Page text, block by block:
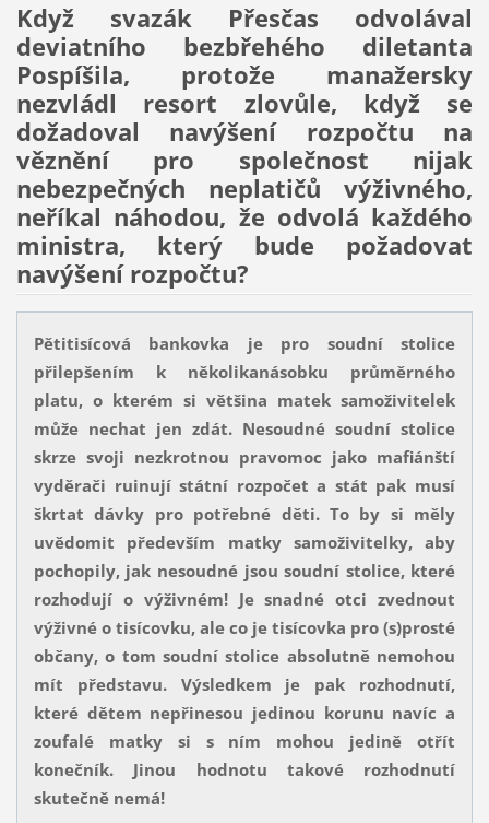
Když svazák Přesčas odvolával
deviatního bezbřehého diletanta
Pospíšila, protože manažersky
nezvládl resort zlovůle, když se
dožadoval navýšení rozpočtu na
věznění pro společnost nijak
nebezpečných neplatičů výživného,
neříkal náhodou, že odvolá každého
ministra, který bude požadovat
navýšení rozpočtu?
Pětitisícová bankovka je pro soudní stolice
přilepšením k několikanásobku průměrného
platu, o kterém si většina matek samoživitelek
může nechat jen zdát. Nesoudné soudní stolice
skrze svoji nezkrotnou pravomoc jako mafiánští
vyděrači ruinují státní rozpočet a stát pak musí
škrtat dávky pro potřebné děti. To by si měly
uvědomit především matky samoživitelky, aby
pochopily, jak nesoudné jsou soudní stolice, které
rozhodují o výživném! Je snadné otci zvednout
výživné o tisícovku, ale co je tisícovka pro (s)prosté
občany, o tom soudní stolice absolutně nemohou
mít představu. Výsledkem je pak rozhodnutí,
které dětem nepřinesou jedinou korunu navíc a
zoufalé matky si s ním mohou jedině otřít
konečník. Jinou hodnotu takové rozhodnutí
skutečně nemá!